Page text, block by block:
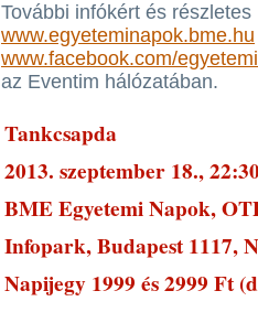
További infókért és
www.egyeteminapok.bme.hu
www.facebook.com/
az Eventim hálózatában.
Tankcsapda
2013. szeptember 18.,
BME Egyetemi Napok,
Infopark, Budapest 1117,
Napijegy 1999 és 2999 Ft